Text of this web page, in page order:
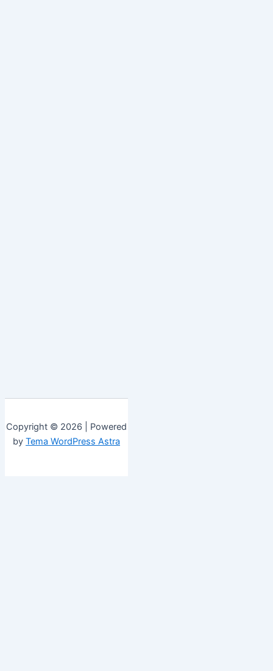
Copyright © 2026 | Powered
by Tema WordPress Astra